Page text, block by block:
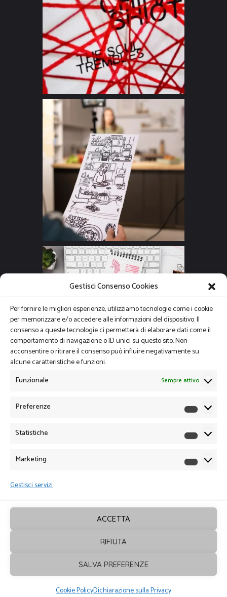
Gestisci Consenso Cookies
Per fornire le migliori esperienze, utilizziamo tecnologie come i cookie
per memorizzare e/o accedere alle informazioni del dispositivo. Il
consenso a queste tecnologie ci permetterà di elaborare dati come il
comportamento di navigazione o ID unici su questo sito. Non
acconsentire o ritirare il consenso può influire negativamente su
alcune caratteristiche e funzioni.
Funzionale
Sempre attivo
Preferenze
Statistiche
Marketing
Gestisci servizi
ACCETTA
RIFIUTA
SALVA PREFERENZE
Cookie PolicyDichiarazione sulla Privacy
Sagrafica© 2026. Tutti i diritti sono
riservati - Powered byENKEY